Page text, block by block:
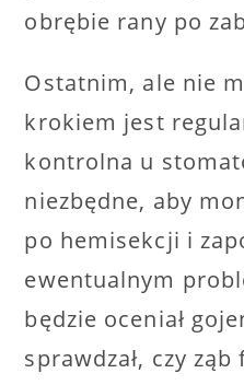
obrębie rany po
Ostatnim, ale nie
krokiem jest
kontrolna u
niezbędne, aby
po hemisekcji i
ewentualnym
będzie oceniał
sprawdzał, czy